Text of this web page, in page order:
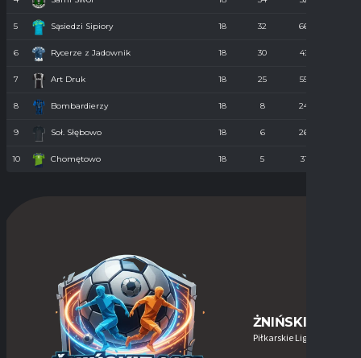
5 Sąsiedzi Sipiory 18 32 66
6 Rycerze z Jadownik 18 30 43
7 Art Druk 18 25 55
8 Bombardierzy 18 8 24
9 Soł. Słębowo 18 6 26
10 Chomętowo 18 5 31
ŻNIŃSKIE-LIGI
Piłkarskie Ligi w Żninie